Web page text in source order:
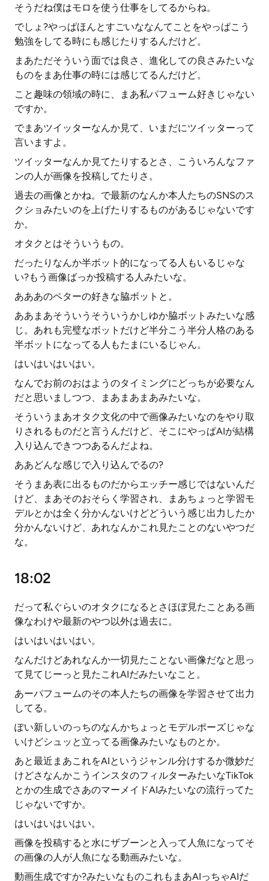
そうだね僕はモロを使う仕事をしてるからね。
でしょ?やっぱほんとすごいななんてことをやっぱこう
勉強をしてる時にも感じたりするんだけど。
まあただそういう面では良さ、進化しての良さみたいな
ものをまあ仕事の時には感じてるんだけど。
こと趣味の領域の時に、まあ私パフューム好きじゃない
ですか。
でまあツイッターなんか見て、いまだにツイッターって
言いますよ。
ツイッターなんか見てたりするとさ、こういろんなファ
ンの人が画像を投稿してたりさ。
過去の画像とかね。で最新のなんか本人たちのSNSのス
クショみたいのを上げたりするものがあるじゃないです
か。
オタクとはそういうもの。
だったりなんか半ボット的になってる人もいるじゃな
い?もう画像ばっか投稿する人みたいな。
あああのペターの好きな脇ボットと。
ああまあそういうそういうかしゆか脇ボットみたいな感
じ。あれも完璧なボットだけど半分こう半分人格のある
半ボットになってる人もたまにいるじゃん。
はいはいはいはい。
なんでお前のおはようのタイミングにどっちが必要なん
だと思いましつつ、まあまあまあみたいな。
そういうまあオタク文化の中で画像みたいなのをやり取
りされるものだと言うんだけど、そこにやっぱAIが結構
入り込んできつつあるんだよね。
ああどんな感じで入り込んでるの?
そうまあ表に出るものだからエッチー感じではないんだ
けど、まあそのおそらく学習され、まあちょっと学習モ
デルとかは全く分かんないけどどういう感じ出力したか
分かんないけど、あれなんかこれ見たことのないやつだ
な。
18:02
だって私ぐらいのオタクになるとさほぼ見たことある画
像なわけや最新のやつ以外は過去に。
はいはいはいはい。
なんだけどあれなんか一切見たことない画像だなと思っ
て見てじーっと見たこれAIだみたいなこと。
あーパフュームのその本人たちの画像を学習させて出力
してる。
ぽい新しいのっちのなんかちょっとモデルポーズじゃな
いけどシュッと立ってる画像みたいなものとか。
あと最近まあこれをAIというジャンル分けするか微妙だ
けどさなんかこうインスタのフィルターみたいなTikTok
とかの生成でさあのマーメイドAIみたいなの流行ってた
じゃないですか。
はいはいはいはい。
画像を投稿すると水にザブーンと入って人魚になってそ
の画像の人が人魚になる動画みたいな。
動画生成ですか?みたいなものこれもまあAIっちゃAIだ